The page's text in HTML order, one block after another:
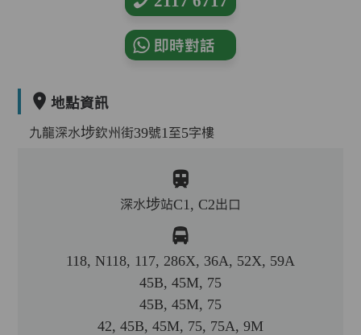
即時對話
地點資訊
九龍深水埗欽州街39號1至5字樓
深水埗站C1, C2出口
118, N118, 117, 286X, 36A, 52X, 59A
45B, 45M, 75
45B, 45M, 75
42, 45B, 45M, 75, 75A, 9M